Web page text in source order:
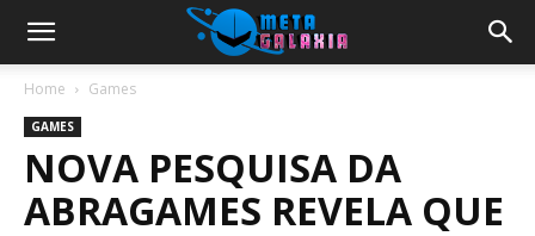
Home Games
GAMES
NOVA PESQUISA DA
ABRAGAMES REVELA QUE